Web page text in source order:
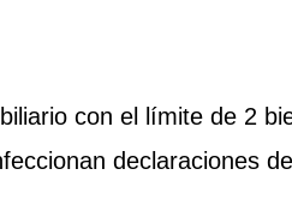
con el límite de 2
declaraciones